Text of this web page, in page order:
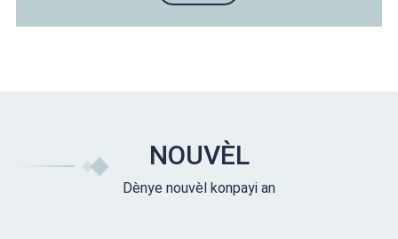
NOUVÈL
Dènye nouvèl konpayi an